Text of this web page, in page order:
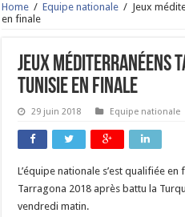
Home / Equipe nationale / Jeux
en finale
Jeux méditerranéens
Tunisie en finale
29 juin 2018 Equipe nationale
L’équipe nationale s’est qualifiée
Tarragona 2018 après battu la
vendredi matin.